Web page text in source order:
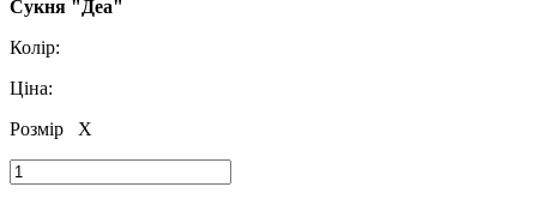
Сукня "Деа"
Колір:
Ціна:
Розмір
X